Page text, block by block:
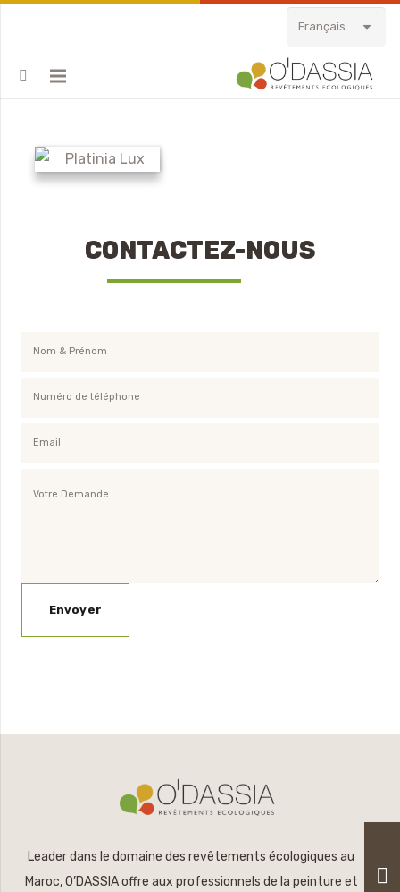
Français
CONTACTEZ-NOUS
Leader dans le domaine des revêtements écologiques au
Maroc, O’DASSIA offre aux professionnels de la peinture et